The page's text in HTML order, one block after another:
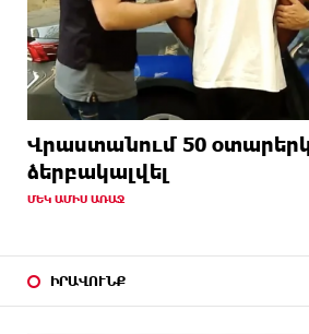
Վրաստանում 50
ձերբակալվել
ՄԵԿ ԱՄԻՍ ԱՌԱՋ
ԻՐԱՎՈՒՆՔ